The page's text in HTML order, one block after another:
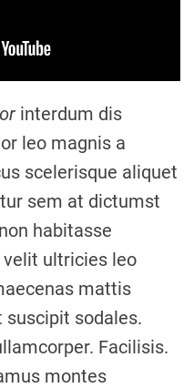
interdum dis
leo magnis a
scelerisque aliquet
sem at dictumst
habitasse
ultricies leo
mattis
suscipit sodales.
Facilisis.
montes